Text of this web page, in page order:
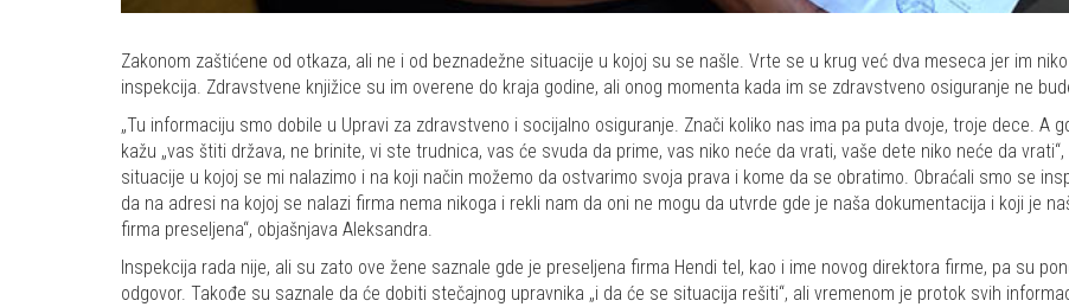
Zakonom zaštićene od otkaza, ali ne i od beznadežne situacije u kojoj su se našle. Vrte se u krug već dva meseca jer im
inspekcija. Zdravstvene knjižice su im overene do kraja godine, ali onog momenta kada im se zdravstveno osiguranje ne
„Tu informaciju smo dobile u Upravi za zdravstveno i socijalno osiguranje. Znači koliko nas ima pa puta dvoje, troje dece. A
kažu „vas štiti država, ne brinite, vi ste trudnica, vas će svuda da prime, vas niko neće da vrati, vaše dete niko neće da
situacije u kojoj se mi nalazimo i na koji način možemo da ostvarimo svoja prava i kome da se obratimo. Obraćali smo se
da na adresi na kojoj se nalazi firma nema nikoga i rekli nam da oni ne mogu da utvrde gde je naša dokumentacija i koji je
firma preseljena“, objašnjava Aleksandra.
Inspekcija rada nije, ali su zato ove žene saznale gde je preseljena firma Hendi tel, kao i ime novog direktora firme, pa su
odgovor. Takođe su saznale da će dobiti stečajnog upravnika „i da će se situacija rešiti“, ali vremenom je protok svih